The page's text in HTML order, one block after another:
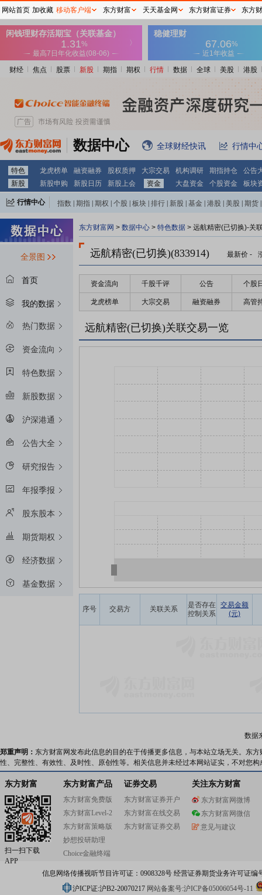
财经 焦点 股票 新股 期指 期权 行情 数据 全球 美股 港股
数据中心 全球财经快讯 行情中
特色 龙虎榜单 融资融券 股权质押 大宗交易 机构调研 期指持仓
公告
新股
新股申购 新股日历 新股上会 资金 大盘资金 个股资金 板块
行情中心 指数 期指 期权 个股 板块 排行 新股 基金 港股 美股 期货
全景图
首页
我的数据
热门数据
资金流向
特色数据
新股数据
沪深港通
公告大全
研究报告
年报季报
股东股本
期货期权
经济数据
基金数据
东方财富网 > 数据中心 > 特色数据 > 远航精密(已切换)-关
远航精密(已切换)(833914) 最新价 -
资金流向 千股千评 公告 个股
龙虎榜单 大宗交易 融资融券 高管
远航精密(已切换)关联交易一览
序号 交易方 关联关系
是否存在
控制关系
交易金额
(元)
数据
郑重声明： 东方财富网发布此信息的目的在于传播更多信息，与本站立场无关。东
性、完整性、有效性、及时性、原创性等。相关信息并未经过本网站证实，不对您
东方财富
扫一扫下载
APP
东方财富产品
东方财富免费版
东方财富Level-2
东方财富策略版
妙想投研助理
Choice金融终端
证券交易
东方财富证券开户
东方财富在线交易
东方财富证券交易
关注东方财富
东方财富网微博
东方财富网微信
意见与建议
信息网络传播视听节目许可证：0908328号 经营证券期货业务许可证编
沪ICP证:沪B2-20070217 网站备案号:沪ICP备05006054号-11
网站首页 加收藏 移动客户端 东方财富 天天基金网 东方财富证券 东方